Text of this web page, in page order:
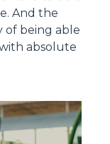
And the
of being able
absolute